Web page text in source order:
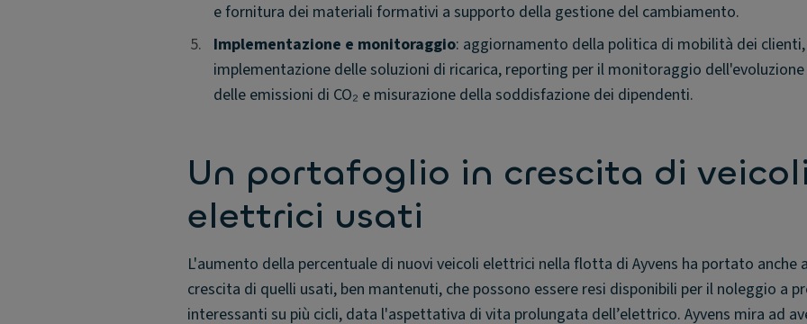
e fornitura dei materiali formativi a supporto della gestione del cambiamento.
5.
5. Implementazione e monitoraggio: aggiornamento della politica di mobilità dei clienti,
implementazione delle soluzioni di ricarica, reporting per il monitoraggio dell'evoluzione
delle emissioni di CO₂ e misurazione della soddisfazione dei dipendenti.
Un portafoglio in crescita di veicoli
elettrici usati
L'aumento della percentuale di nuovi veicoli elettrici nella flotta di Ayvens ha portato anche
crescita di quelli usati, ben mantenuti, che possono essere resi disponibili per il noleggio a
interessanti su più cicli, data l'aspettativa di vita prolungata dell’elettrico. Ayvens mira ad